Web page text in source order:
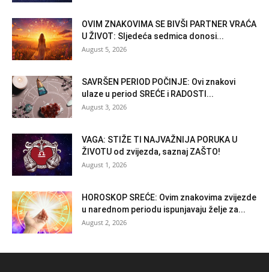
OVIM ZNAKOVIMA SE BIVŠI PARTNER VRAĆA
U ŽIVOT: Sljedeća sedmica donosi...
August 5, 2026
SAVRŠEN PERIOD POČINJE: Ovi znakovi
ulaze u period SREĆE i RADOSTI...
August 3, 2026
VAGA: STIŽE TI NAJVAŽNIJA PORUKA U
ŽIVOTU od zvijezda, saznaj ZAŠTO!
August 1, 2026
HOROSKOP SREĆE: Ovim znakovima zvijezde
u narednom periodu ispunjavaju želje za...
August 2, 2026